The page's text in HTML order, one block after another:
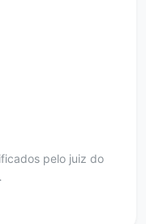
pelo juiz do